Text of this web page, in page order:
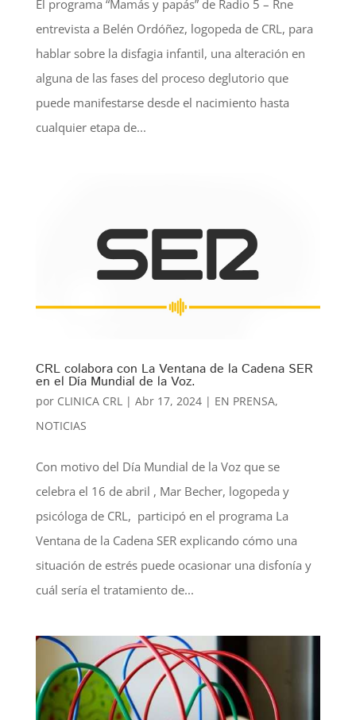
El programa “Mamás y papás” de Radio 5 – Rne
entrevista a Belén Ordóñez, logopeda de CRL, para
hablar sobre la disfagia infantil, una alteración en
alguna de las fases del proceso deglutorio que
puede manifestarse desde el nacimiento hasta
cualquier etapa de...
CRL colabora con La Ventana de la Cadena SER
en el Día Mundial de la Voz.
por CLINICA CRL| Abr 17, 2024| EN PRENSA,
NOTICIAS
Con motivo del Día Mundial de la Voz que se
celebra el 16 de abril , Mar Becher, logopeda y
psicóloga de CRL, participó en el programa La
Ventana de la Cadena SER explicando cómo una
situación de estrés puede ocasionar una disfonía y
cuál sería el tratamiento de...